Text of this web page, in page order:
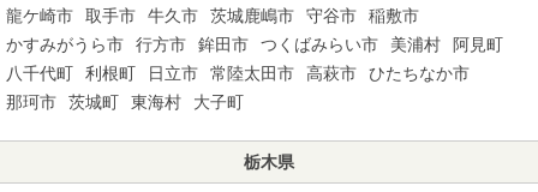
龍ケ崎市 取手市 牛久市 茨城鹿嶋市 守谷市
稲敷市
かすみがうら市
行方市 鉾田市 つくばみらい市 美浦村
阿見町
八千代町
利根町 日立市 常陸太田市 高萩市
ひたちなか市
那珂市
茨城町 東海村 大子町
栃木県